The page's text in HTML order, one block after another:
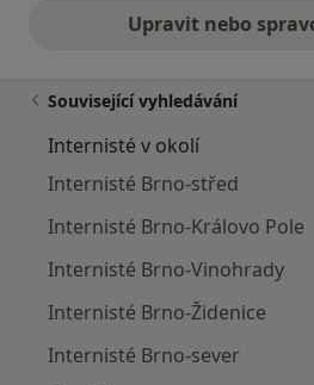
Upravit nebo
Související vyhledávání
Internisté v okolí
Internisté Brno-střed
Internisté Brno-Královo Pole
Internisté Brno-Vinohrady
Internisté Brno-Židenice
Internisté Brno-sever